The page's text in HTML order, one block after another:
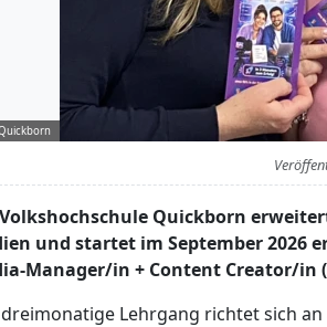
Quickborn
und startet im September 2026
Manager/in + Content Creator/in
Lehrgang richtet sich